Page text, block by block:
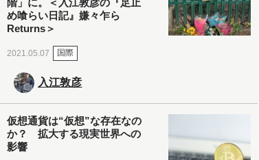
め喰らい日記』嫌々乍ら
Returns＞
2021.05.07 国際
入江敦彦
仮想通貨は“仮想”な存在なの
か？ 拡大する現実世界への
影響